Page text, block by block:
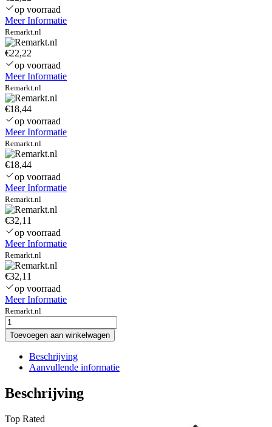
op voorraad
Meer Informatie
Remarkt.nl
€22,22
op voorraad
Meer Informatie
Remarkt.nl
€18,44
op voorraad
Meer Informatie
Remarkt.nl
€18,44
op voorraad
Meer Informatie
Remarkt.nl
€32,11
op voorraad
Meer Informatie
Remarkt.nl
€32,11
op voorraad
Meer Informatie
Remarkt.nl
vostro-
v130-
replacement-
90w-
4-
6a-
adapter
Toevoegen aan winkelwagen
Beschrijving
Aanvullende informatie
Beschrijving
Top Rated